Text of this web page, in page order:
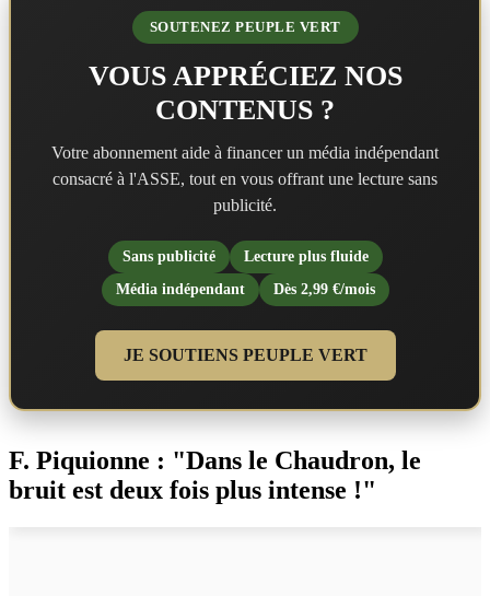
SOUTENEZ PEUPLE VERT
VOUS APPRÉCIEZ NOS
CONTENUS ?
Votre abonnement aide à financer un média indépendant
consacré à l'ASSE, tout en vous offrant une lecture sans
publicité.
Sans publicité
Lecture plus fluide
Média indépendant
Dès 2,99 €/mois
JE SOUTIENS PEUPLE VERT
F. Piquionne : "Dans le Chaudron, le
bruit est deux fois plus intense !"